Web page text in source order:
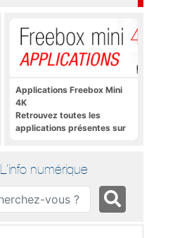
Applications Freebox Mini
4K
Retrouvez toutes les
applications présentes sur
L'info numérique